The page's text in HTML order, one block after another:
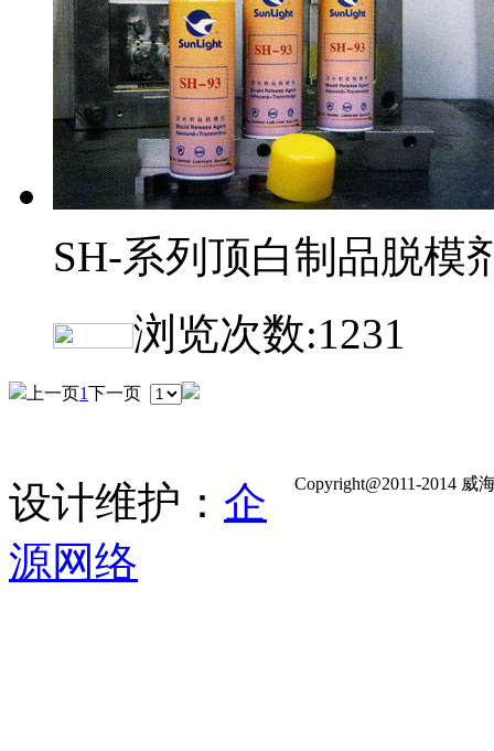
SH-系列顶白制品脱模
浏览次数:1231
上一页1下一页
Copyright@2011-2014
设计维护： 企
源网络